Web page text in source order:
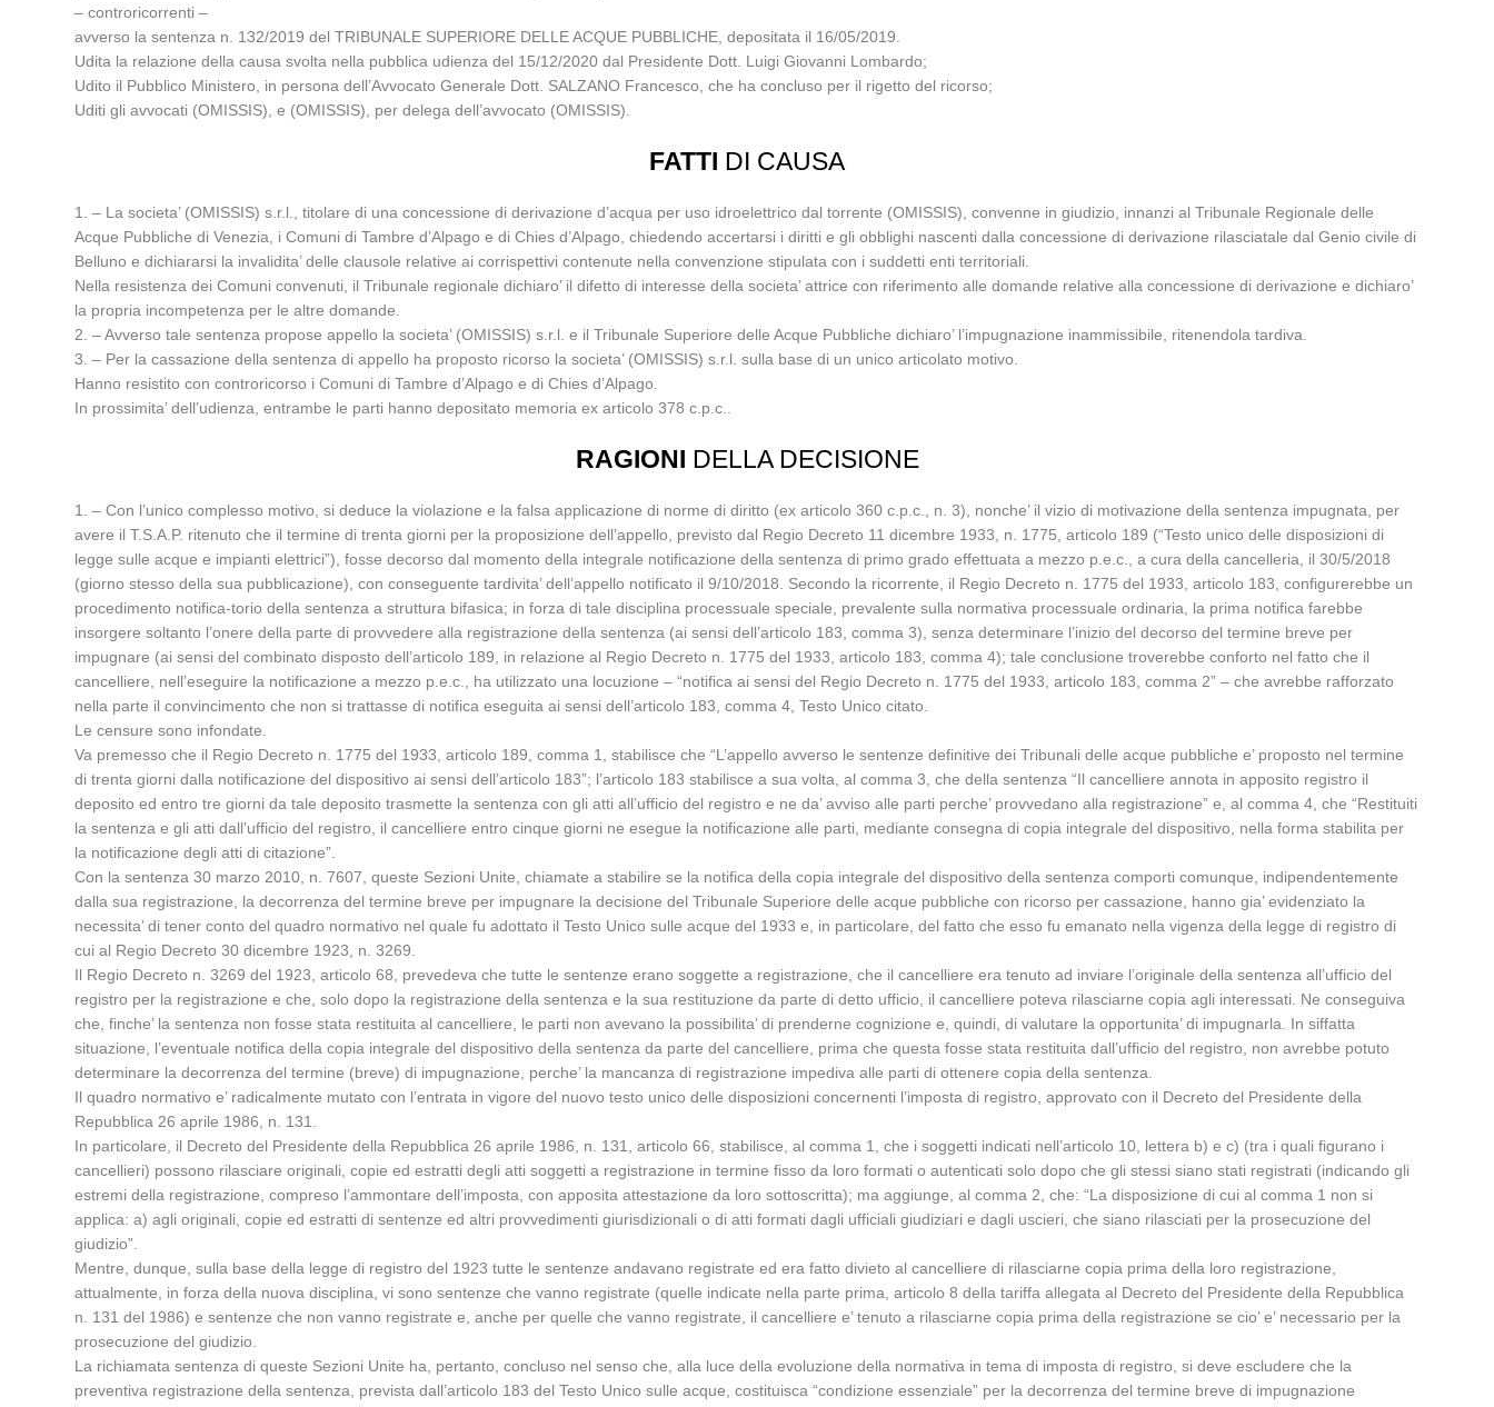
– controricorrenti –
avverso la sentenza n. 132/2019 del TRIBUNALE SUPERIORE DELLE ACQUE PUBBLICHE, depositata il 16/05/2019.
Udita la relazione della causa svolta nella pubblica udienza del 15/12/2020 dal Presidente Dott. Luigi Giovanni Lombardo;
Udito il Pubblico Ministero, in persona dell’Avvocato Generale Dott. SALZANO Francesco, che ha concluso per il rigetto del ricorso;
Uditi gli avvocati (OMISSIS), e (OMISSIS), per delega dell’avvocato (OMISSIS).
FATTI DI CAUSA
1. – La societa’ (OMISSIS) s.r.l., titolare di una concessione di derivazione d’acqua per uso idroelettrico dal torrente (OMISSIS), convenne in giudizio, innanzi al Tribunale Regionale delle
Acque Pubbliche di Venezia, i Comuni di Tambre d’Alpago e di Chies d’Alpago, chiedendo accertarsi i diritti e gli obblighi nascenti dalla concessione di derivazione rilasciatale dal Genio civile di
Belluno e dichiararsi la invalidita’ delle clausole relative ai corrispettivi contenute nella convenzione stipulata con i suddetti enti territoriali.
Nella resistenza dei Comuni convenuti, il Tribunale regionale dichiaro’ il difetto di interesse della societa’ attrice con riferimento alle domande relative alla concessione di derivazione e dichiaro’
la propria incompetenza per le altre domande.
2. – Avverso tale sentenza propose appello la societa’ (OMISSIS) s.r.l. e il Tribunale Superiore delle Acque Pubbliche dichiaro’ l’impugnazione inammissibile, ritenendola tardiva.
3. – Per la cassazione della sentenza di appello ha proposto ricorso la societa’ (OMISSIS) s.r.l. sulla base di un unico articolato motivo.
Hanno resistito con controricorso i Comuni di Tambre d’Alpago e di Chies d’Alpago.
In prossimita’ dell’udienza, entrambe le parti hanno depositato memoria ex articolo 378 c.p.c..
RAGIONI DELLA DECISIONE
1. – Con l’unico complesso motivo, si deduce la violazione e la falsa applicazione di norme di diritto (ex articolo 360 c.p.c., n. 3), nonche’ il vizio di motivazione della sentenza impugnata, per
avere il T.S.A.P. ritenuto che il termine di trenta giorni per la proposizione dell’appello, previsto dal Regio Decreto 11 dicembre 1933, n. 1775, articolo 189 (“Testo unico delle disposizioni di
legge sulle acque e impianti elettrici”), fosse decorso dal momento della integrale notificazione della sentenza di primo grado effettuata a mezzo p.e.c., a cura della cancelleria, il 30/5/2018
(giorno stesso della sua pubblicazione), con conseguente tardivita’ dell’appello notificato il 9/10/2018. Secondo la ricorrente, il Regio Decreto n. 1775 del 1933, articolo 183, configurerebbe un
procedimento notifica-torio della sentenza a struttura bifasica; in forza di tale disciplina processuale speciale, prevalente sulla normativa processuale ordinaria, la prima notifica farebbe
insorgere soltanto l’onere della parte di provvedere alla registrazione della sentenza (ai sensi dell’articolo 183, comma 3), senza determinare l’inizio del decorso del termine breve per
impugnare (ai sensi del combinato disposto dell’articolo 189, in relazione al Regio Decreto n. 1775 del 1933, articolo 183, comma 4); tale conclusione troverebbe conforto nel fatto che il
cancelliere, nell’eseguire la notificazione a mezzo p.e.c., ha utilizzato una locuzione – “notifica ai sensi del Regio Decreto n. 1775 del 1933, articolo 183, comma 2” – che avrebbe rafforzato
nella parte il convincimento che non si trattasse di notifica eseguita ai sensi dell’articolo 183, comma 4, Testo Unico citato.
Le censure sono infondate.
Va premesso che il Regio Decreto n. 1775 del 1933, articolo 189, comma 1, stabilisce che “L’appello avverso le sentenze definitive dei Tribunali delle acque pubbliche e’ proposto nel termine
di trenta giorni dalla notificazione del dispositivo ai sensi dell’articolo 183”; l’articolo 183 stabilisce a sua volta, al comma 3, che della sentenza “Il cancelliere annota in apposito registro il
deposito ed entro tre giorni da tale deposito trasmette la sentenza con gli atti all’ufficio del registro e ne da’ avviso alle parti perche’ provvedano alla registrazione” e, al comma 4, che “Restituiti
la sentenza e gli atti dall’ufficio del registro, il cancelliere entro cinque giorni ne esegue la notificazione alle parti, mediante consegna di copia integrale del dispositivo, nella forma stabilita per
la notificazione degli atti di citazione”.
Con la sentenza 30 marzo 2010, n. 7607, queste Sezioni Unite, chiamate a stabilire se la notifica della copia integrale del dispositivo della sentenza comporti comunque, indipendentemente
dalla sua registrazione, la decorrenza del termine breve per impugnare la decisione del Tribunale Superiore delle acque pubbliche con ricorso per cassazione, hanno gia’ evidenziato la
necessita’ di tener conto del quadro normativo nel quale fu adottato il Testo Unico sulle acque del 1933 e, in particolare, del fatto che esso fu emanato nella vigenza della legge di registro di
cui al Regio Decreto 30 dicembre 1923, n. 3269.
Il Regio Decreto n. 3269 del 1923, articolo 68, prevedeva che tutte le sentenze erano soggette a registrazione, che il cancelliere era tenuto ad inviare l’originale della sentenza all’ufficio del
registro per la registrazione e che, solo dopo la registrazione della sentenza e la sua restituzione da parte di detto ufficio, il cancelliere poteva rilasciarne copia agli interessati. Ne conseguiva
che, finche’ la sentenza non fosse stata restituita al cancelliere, le parti non avevano la possibilita’ di prenderne cognizione e, quindi, di valutare la opportunita’ di impugnarla. In siffatta
situazione, l’eventuale notifica della copia integrale del dispositivo della sentenza da parte del cancelliere, prima che questa fosse stata restituita dall’ufficio del registro, non avrebbe potuto
determinare la decorrenza del termine (breve) di impugnazione, perche’ la mancanza di registrazione impediva alle parti di ottenere copia della sentenza.
Il quadro normativo e’ radicalmente mutato con l’entrata in vigore del nuovo testo unico delle disposizioni concernenti l’imposta di registro, approvato con il Decreto del Presidente della
Repubblica 26 aprile 1986, n. 131.
In particolare, il Decreto del Presidente della Repubblica 26 aprile 1986, n. 131, articolo 66, stabilisce, al comma 1, che i soggetti indicati nell’articolo 10, lettera b) e c) (tra i quali figurano i
cancellieri) possono rilasciare originali, copie ed estratti degli atti soggetti a registrazione in termine fisso da loro formati o autenticati solo dopo che gli stessi siano stati registrati (indicando gli
estremi della registrazione, compreso l’ammontare dell’imposta, con apposita attestazione da loro sottoscritta); ma aggiunge, al comma 2, che: “La disposizione di cui al comma 1 non si
applica: a) agli originali, copie ed estratti di sentenze ed altri provvedimenti giurisdizionali o di atti formati dagli ufficiali giudiziari e dagli uscieri, che siano rilasciati per la prosecuzione del
giudizio”.
Mentre, dunque, sulla base della legge di registro del 1923 tutte le sentenze andavano registrate ed era fatto divieto al cancelliere di rilasciarne copia prima della loro registrazione,
attualmente, in forza della nuova disciplina, vi sono sentenze che vanno registrate (quelle indicate nella parte prima, articolo 8 della tariffa allegata al Decreto del Presidente della Repubblica
n. 131 del 1986) e sentenze che non vanno registrate e, anche per quelle che vanno registrate, il cancelliere e’ tenuto a rilasciarne copia prima della registrazione se cio’ e’ necessario per la
prosecuzione del giudizio.
La richiamata sentenza di queste Sezioni Unite ha, pertanto, concluso nel senso che, alla luce della evoluzione della normativa in tema di imposta di registro, si deve escludere che la
preventiva registrazione della sentenza, prevista dall’articolo 183 del Testo Unico sulle acque, costituisca “condizione essenziale” per la decorrenza del termine breve di impugnazione